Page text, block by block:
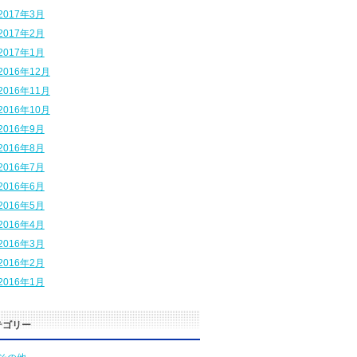
年3月
年2月
年1月
年12月
年11月
年10月
年9月
年8月
年7月
年6月
年5月
年4月
年3月
年2月
年1月
ゴリー